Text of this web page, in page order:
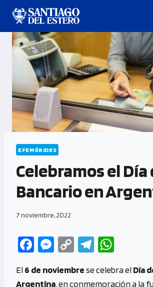
EFEMÉRIDES
Celebramos el Día
Bancario en
7 noviembre, 2022
Fa
b
M
se
C
py
Te
gr at
El6 de noviembrese celebra elDía
Argentina , en conmemoración a la